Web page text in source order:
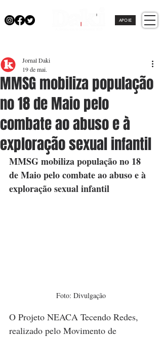
APOIE
MMSG mobiliza população
no 18 de Maio pelo
combate ao abuso e à
exploração sexual infantil
Jornal Daki
19 de mai.
MMSG mobiliza população no 18
de Maio pelo combate ao abuso e à
exploração sexual infantil
Foto: Divulgação
O Projeto NEACA Tecendo Redes,
realizado pelo Movimento de